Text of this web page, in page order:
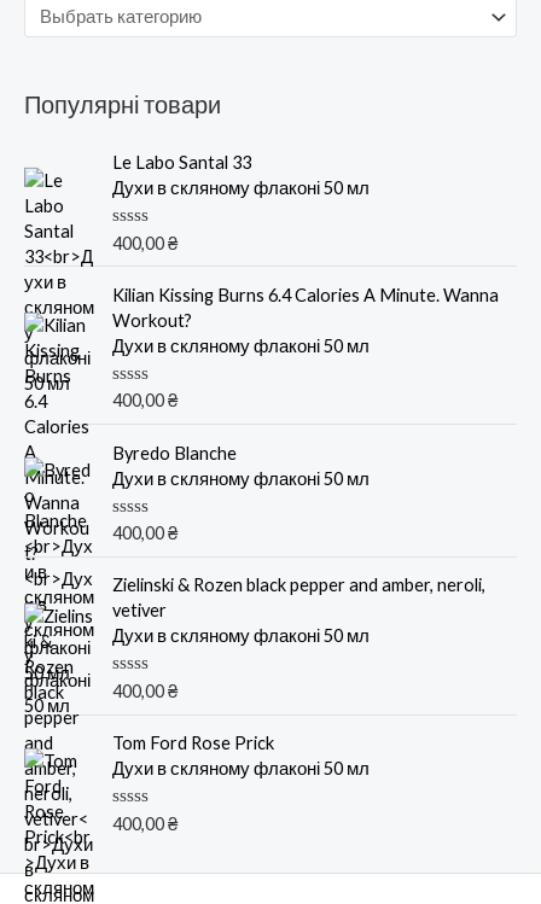
Популярні товари
Le Labo Santal 33
Духи в скляному флаконі 50 мл
О
н
а
0
и
з
5
400,00₴
Kilian Kissing Burns 6.4 Calories A Minute. Wanna
Workout?
Духи в скляному флаконі 50 мл
О
н
а
0
и
з
400,00₴
Byredo Blanche
Духи в скляному флаконі 50 мл
О
н
а
0
и
з
5
400,00₴
Zielinski & Rozen black pepper and amber, neroli,
vetiver
Духи в скляному флаконі 50 мл
О
н
а
0
и
з
400,00₴
Tom Ford Rose Prick
Духи в скляному флаконі 50 мл
О
н
400,00₴